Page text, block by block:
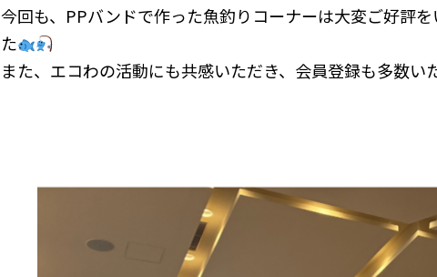
今回も、PPバンドで作った魚釣りコーナーは大変ご好評
た
また、エコわの活動にも共感いただき、会員登録も多数い